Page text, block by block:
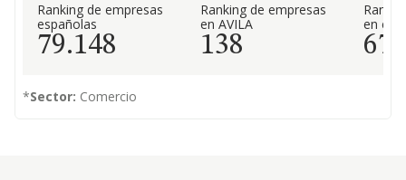
Ranking de empresas
españolas
79.148
Ranking de empresas
en AVILA
138
en el
677
*Sector: Comercio